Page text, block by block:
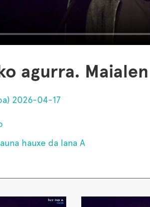
agurra.
2026-04-17
hauxe da lana A